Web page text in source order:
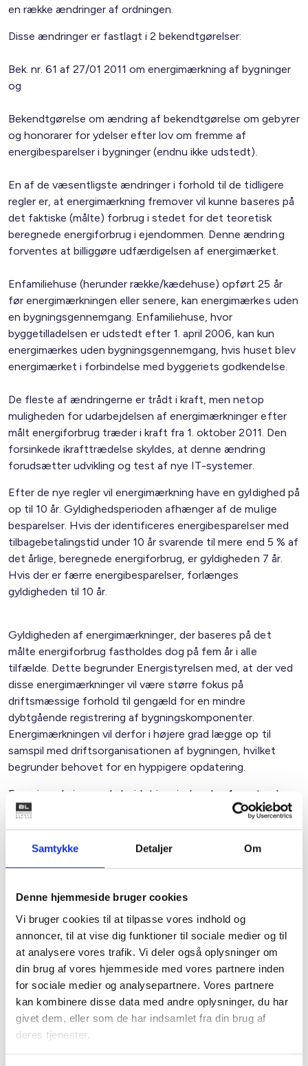
Samtykke Detaljer Om
Denne hjemmeside bruger cookies
Vi bruger cookies til at tilpasse vores indhold og
annoncer, til at vise dig funktioner til sociale medier og til
at analysere vores trafik. Vi deler også oplysninger om
din brug af vores hjemmeside med vores partnere inden
for sociale medier og analysepartnere. Vores partnere
kan kombinere disse data med andre oplysninger, du har
givet dem, eller som de har indsamlet fra din brug af
deres tjenester.
en række ændringer af ordningen.
Disse ændringer er fastlagt i 2 bekendtgørelser:
Bek. nr. 61 af 27/01 2011 om energimærkning af bygninger
og
Bekendtgørelse om ændring af bekendtgørelse om gebyrer
og honorarer for ydelser efter lov om fremme af
energibesparelser i bygninger (endnu ikke udstedt).
En af de væsentligste ændringer i forhold til de tidligere
regler er, at energimærkning fremover vil kunne baseres på
det faktiske (målte) forbrug i stedet for det teoretisk
beregnede energiforbrug i ejendommen. Denne ændring
forventes at billiggøre udfærdigelsen af energimærket.
Enfamiliehuse (herunder række/kædehuse) opført 25 år
før energimærkningen eller senere, kan energimærkes uden
en bygningsgennemgang. Enfamiliehuse, hvor
byggetilladelsen er udstedt efter 1. april 2006, kan kun
energimærkes uden bygningsgennemgang, hvis huset blev
energimærket i forbindelse med byggeriets godkendelse.
De fleste af ændringerne er trådt i kraft, men netop
muligheden for udarbejdelsen af energimærkninger efter
målt energiforbrug træder i kraft fra 1. oktober 2011. Den
forsinkede ikrafttrædelse skyldes, at denne ændring
forudsætter udvikling og test af nye IT-systemer.
Efter de nye regler vil energimærkning have en gyldighed på
op til 10 år. Gyldighedsperioden afhænger af de mulige
besparelser. Hvis der identificeres energibesparelser med
tilbagebetalingstid under 10 år svarende til mere end 5 % af
det årlige, beregnede energiforbrug, er gyldigheden 7 år.
Hvis der er færre energibesparelser, forlænges
gyldigheden til 10 år.
Gyldigheden af energimærkninger, der baseres på det
målte energiforbrug fastholdes dog på fem år i alle
tilfælde. Dette begrunder Energistyrelsen med, at der ved
disse energimærkninger vil være større fokus på
driftsmæssige forhold til gengæld for en mindre
dybtgående registrering af bygningskomponenter.
Energimærkningen vil derfor i højere grad lægge op til
samspil med driftsorganisationen af bygningen, hvilket
begrunder behovet for en hyppigere opdatering.
Energimærkninger udarbejdet i perioden den 1. september
2006 til den 31. januar 2011 er gyldige i 7 år.
Energimærkninger udarbejdet før den 1. september 2006
er gyldige i 5 år.
Med de ændringer, som træder i kraft den 1. oktober 2011,
forenklinger af energimærkningen. BL har samarbejdet med
flere almene boligorganisationer om input til
Energistyrelsens udredningsarbejde for at smidiggøre og
billiggøre ordningen, og der er som nævnt opnået visse
resultater af denne indsats. BL fortsætter med at arbejdet
for forenklinger.
Med venlig hilsen